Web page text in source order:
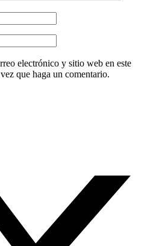
electrónico y sitio web en este
que haga un comentario.